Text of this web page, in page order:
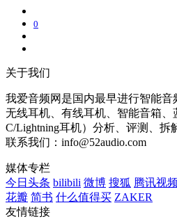
0
关于我们
我爱音频网是国内最早进行智能音
无线耳机、有线耳机、智能音箱、
C/Lightning耳机）分析、评测、拆
联系我们：info@52audio.com
媒体专栏
今日头条 bilibili 微博 搜狐 腾讯视频
花瓣 简书 什么值得买 ZAKER
友情链接